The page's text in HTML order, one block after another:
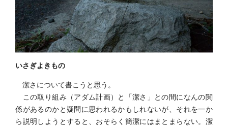
いさぎよきもの
潔さについて書こうと思う。
この取り組み（アダム計画）と「潔さ」との間になんの関
係があるのかと疑問に思われるかもしれないが、それを一か
ら説明しようとすると、おそらく簡潔にはまとまらない。潔